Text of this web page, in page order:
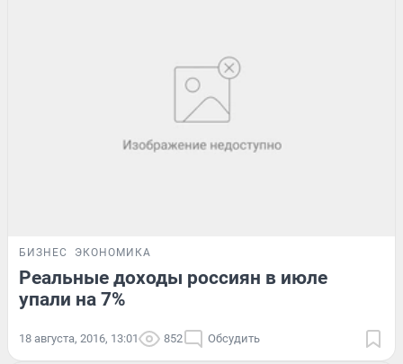
БИЗНЕС ЭКОНОМИКА
Реальные доходы россиян в июле
упали на 7%
18 августа, 2016, 13:01 852 Обсудить